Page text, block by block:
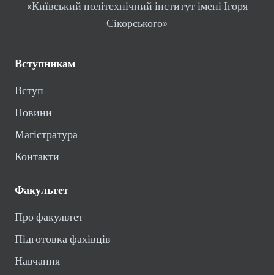
«Київський політехнічний інститут імені Ігоря
Сікорського»
Вступникам
Вступ
Новини
Магістратура
Контакти
Факультет
Про факультет
Підготовка фахівців
Навчання